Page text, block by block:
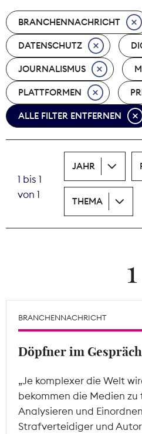
Nova
Print
Theodor-
Mitgliederbereich
BRANCHENNACHRICHT
DATENSCHUTZ
JOURNALISMUS
PLATTFORMEN
ALLE FILTER ENTFERNEN
1 bis 1
von 1
JAHR
THEMA
1
BRANCHENNACHRICHT
Döpfner im
„Je komplexer die Welt
bekommen die Medien
Analysieren und
Strafverteidiger und